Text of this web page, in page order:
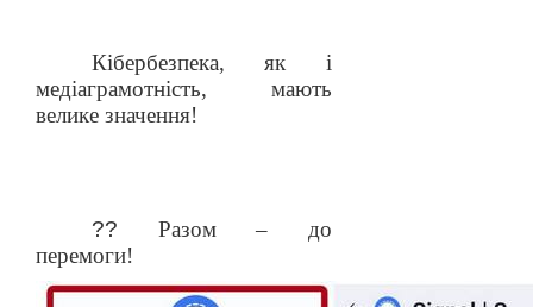
Кібербезпека, як і
медіаграмотність, мають
велике значення!
?? Разом – до
перемоги!